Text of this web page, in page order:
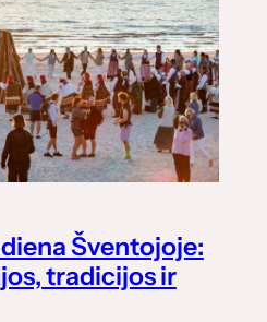
Šventojoje:
tradicijos ir